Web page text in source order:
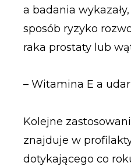
a badania
sposób ryzyko
raka prostaty lub
– Witamina E a
Kolejne
znajduje w
dotykającego co